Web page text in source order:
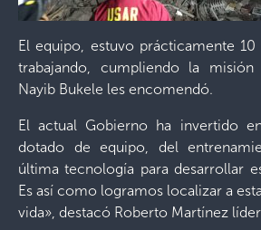
El equipo, estuvo prácticamente 10
trabajando, cumpliendo la
Nayib Bukele les encomendó.
El actual Gobierno ha invertido
dotado de equipo, del
última tecnología para desarrollar
Es así como logramos localizar a
vida», destacó Roberto Martínez